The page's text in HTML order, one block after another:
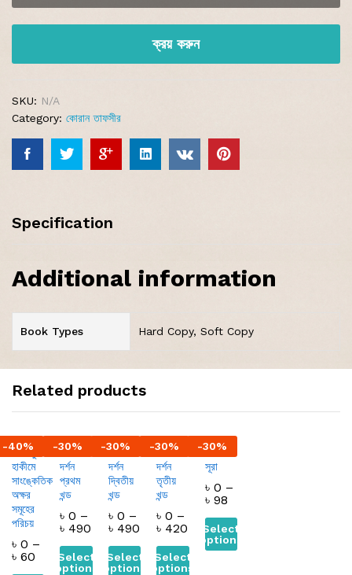
ক্রয় করুন
SKU: N/A
Category: কোরান তাফসীর
Specification
Additional information
Book Types Hard Copy, Soft Copy
Related products
-40%
কোরানুল
হাকীমে
সাংঙ্কেতিক
অক্ষর
সমূহের
পরিচয়
৳ 0 –
৳ 60
-30%
কোরান
দর্শন
প্রথম
খন্ড
৳0 –
৳ 490
Select
options
-30%
কোরান
দর্শন
দ্বিতীয়
খন্ড
৳ 0 –
৳ 490
Select
options
-30%
কোরান
দর্শন
তৃতীয়
খন্ড
৳0 –
৳ 420
Select
options
-30%
এগার
সূরা
৳ 0 –
৳ 98
Select
options